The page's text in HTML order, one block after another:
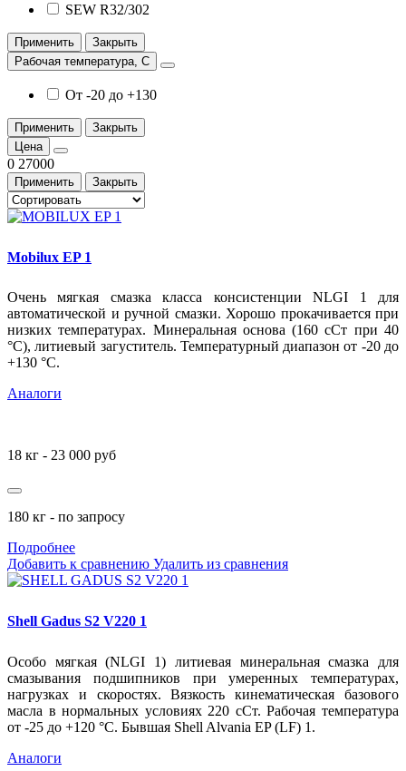
SEW R32/302
Применить
Закрыть
Рабочая температура, С
От -20 до +130
Применить
Закрыть
Цена
0 27000
Применить Закрыть
Mobilux EP 1
Очень мягкая смазка класса консистенции NLGI 1 для
автоматической и ручной смазки. Хорошо прокачивается при
низких температурах. Минеральная основа (160 сСт при 40
°С), литиевый загуститель. Температурный диапазон от -20 до
+130 °С.
Аналоги
18 кг - 23 000 руб
180 кг - по запросу
Подробнее
Добавить к сравнению Удалить из сравнения
Shell Gadus S2 V220 1
Особо мягкая (NLGI 1) литиевая минеральная смазка для
смазывания подшипников при умеренных температурах,
нагрузках и скоростях. Вязкость кинематическая базового
масла в нормальных условиях 220 сСт. Рабочая температура
от -25 до +120 °С. Бывшая Shell Alvania EP (LF) 1.
Аналоги